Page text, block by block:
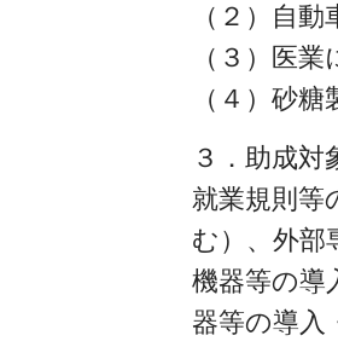
（２）自
（３）医
（４）砂
３．助成対
就業規則等
む）、外部
機器等の導
器等の導入